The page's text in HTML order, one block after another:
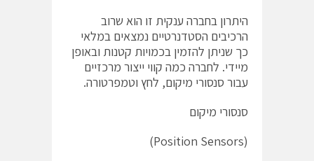
היתרון בחברה ענקית זו הוא שרוב
הרכיבים הסטדנרטיים נמצאים במלאי
כך שניתן להזמין בכמויות קטנות ובאופן
מיידי. לחברה כמה קווי ייצור מרכזיים
עבור סנסורי מיקום, לחץ וטמפרטורה.
סנסורי מיקום
(Position Sensors)